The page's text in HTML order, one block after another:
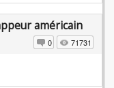
américain
0 71731